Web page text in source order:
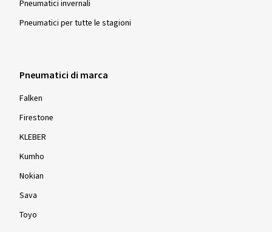
Pneumatici invernali
Pneumatici per tutte le stagioni
Pneumatici di marca
Falken
Firestone
KLEBER
Kumho
Nokian
Sava
Toyo